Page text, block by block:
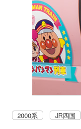
2000系 JR四国